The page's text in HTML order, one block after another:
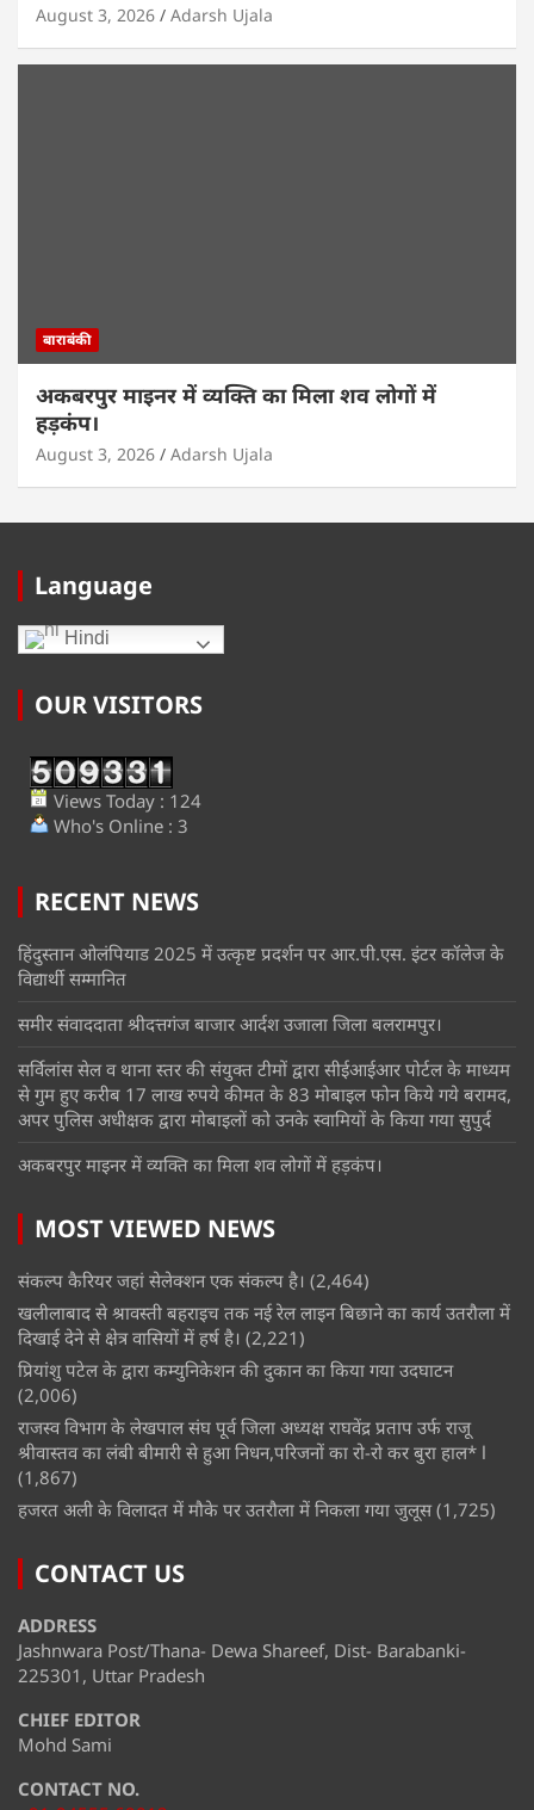
August 3, 2026 Adarsh Ujala
बाराबंकी
अकबरपुर माइनर में व्यक्ति का मिला शव लोगों में
हड़कंप।
August 3, 2026 Adarsh Ujala
Language
Hindi
OUR VISITORS
Views Today : 124
Who's Online : 3
RECENT NEWS
हिंदुस्तान ओलंपियाड 2025 में उत्कृष्ट प्रदर्शन पर आर.पी.एस. इंटर कॉलेज के
विद्यार्थी सम्मानित
समीर संवाददाता श्रीदत्तगंज बाजार आर्दश उजाला जिला बलरामपुर।
सर्विलांस सेल व थाना स्तर की संयुक्त टीमों द्वारा सीईआईआर पोर्टल के माध्यम
से गुम हुए करीब 17 लाख रुपये कीमत के 83 मोबाइल फोन किये गये बरामद,
अपर पुलिस अधीक्षक द्वारा मोबाइलों को उनके स्वामियों के किया गया सुपुर्द
अकबरपुर माइनर में व्यक्ति का मिला शव लोगों में हड़कंप।
MOST VIEWED NEWS
संकल्प कैरियर जहां सेलेक्शन एक संकल्प है। (2,464)
खलीलाबाद से श्रावस्ती बहराइच तक नई रेल लाइन बिछाने का कार्य उतरौला में
दिखाई देने से क्षेत्र वासियों में हर्ष है। (2,221)
प्रियांशु पटेल के द्वारा कम्युनिकेशन की दुकान का किया गया उदघाटन
(2,006)
राजस्व विभाग के लेखपाल संघ पूर्व जिला अध्यक्ष राघवेंद्र प्रताप उर्फ राजू
श्रीवास्तव का लंबी बीमारी से हुआ निधन,परिजनों का रो-रो कर बुरा हाल* l
(1,867)
हजरत अली के विलादत में मौके पर उतरौला में निकला गया जुलूस (1,725)
CONTACT US
ADDRESS
Jashnwara Post/Thana- Dewa Shareef, Dist- Barabanki-
225301, Uttar Pradesh
CHIEF EDITOR
Mohd Sami
CONTACT NO.